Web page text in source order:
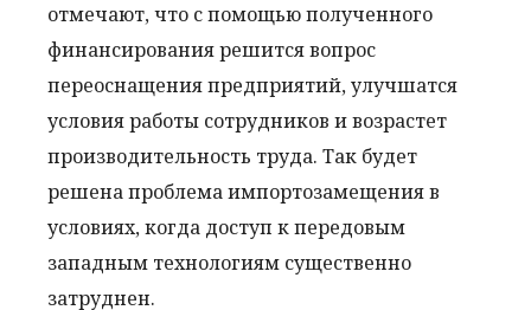
отмечают, что с помощью полученного
финансирования решится вопрос
переоснащения предприятий, улучшатся
условия работы сотрудников и возрастет
производительность труда. Так будет
решена проблема импортозамещения в
условиях, когда доступ к передовым
западным технологиям существенно
затруднен.